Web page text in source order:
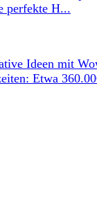
perfekte H...
Ideen mit
Etwa